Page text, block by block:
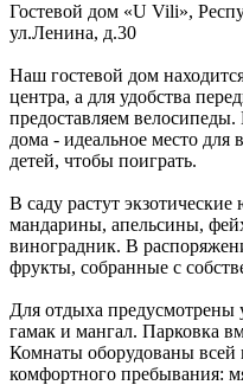
Гостевой дом «U Vili»,
ул.Ленина, д.30
Наш гостевой дом
центра, а для удобства
предоставляем
дома - идеальное место для
детей, чтобы поиграть.
В саду растут
мандарины, апельсины,
виноградник. В
фрукты, собранные с
Для отдыха предусмотрены
гамак и мангал. Парковка
Комнаты оборудованы всей
комфортного пребывания: